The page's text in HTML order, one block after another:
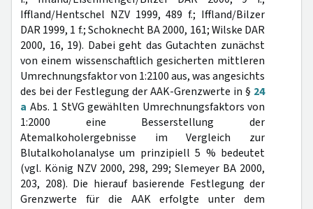
Iffland/Hentschel NZV 1999, 489 f.; Iffland/Bilzer
DAR 1999, 1 f.; Schoknecht BA 2000, 161; Wilske DAR
2000, 16, 19). Dabei geht das Gutachten zunächst
von einem wissenschaftlich gesicherten mittleren
Umrechnungsfaktor von 1:2100 aus, was angesichts
des bei der Festlegung der AAK-Grenzwerte in § 24
a Abs. 1 StVG gewählten Umrechnungsfaktors von
1:2000 eine Besserstellung der
Atemalkoholergebnisse im Vergleich zur
Blutalkoholanalyse um prinzipiell 5 % bedeutet
(vgl. König NZV 2000, 298, 299; Slemeyer BA 2000,
203, 208). Die hierauf basierende Festlegung der
Grenzwerte für die AAK erfolgte unter dem